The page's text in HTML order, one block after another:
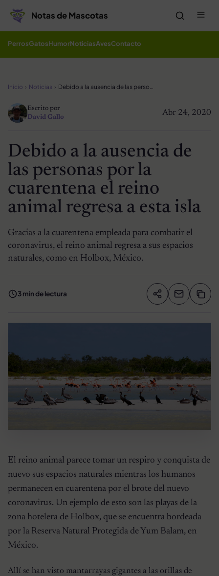
Notas de Mascotas
PerrosGatosHumorNoticiasAvesContacto
Inicio Noticias Debido a la ausencia de las personas por la cuarentena el reino animal regresa a esta isla
Abr 24, 2020
Escrito por
David Gallo
Debido a la ausencia de
las personas por la
cuarentena el reino
animal regresa a esta isla
Gracias a la cuarentena empleada para combatir el
coronavirus, el reino animal regresa a sus espacios
naturales, como en Holbox, México.
3 min de lectura Compartir
El reino animal parece tomar un respiro y conquista de
nuevo sus espacios naturales mientras los humanos
permanecen en cuarentena por el brote del nuevo
coronavirus. Un ejemplo de esto son las playas de la
zona hotelera de Holbox, que se encuentra bordeada
por la Reserva Natural Protegida de Yum Balam, en
México.
Allí se han visto mantarrayas gigantes a las orillas de